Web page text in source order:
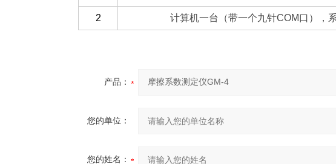
2 计算机一台（带一个九针COM口），
产品：
您的单位：
您的姓名：